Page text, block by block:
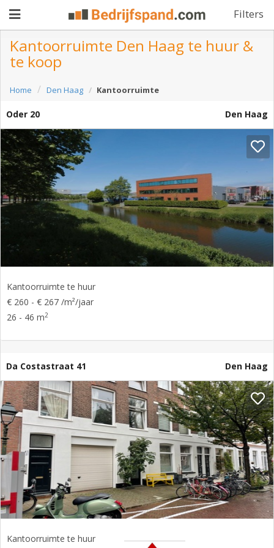
Filters
aanbieden
zoeken
Waarom
adverteren
Premium
adverteren
Blog
Login
Kantoorruimte Den Haag te huur &
te koop
Home Den Haag Kantoorruimte
Oder 20 Den Haag
Kantoorruimte te huur
€ 260 - € 267 /m²/jaar
26 - 46 m2
Da Costastraat 41 Den Haag
Kantoorruimte te huur